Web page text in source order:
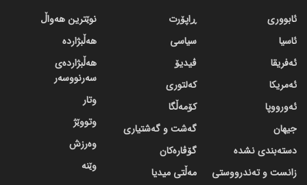
ئابووری
ئاسیا
ئەفریقا
ئەمریکا
ئەورووپا
جیهان
دسته‌بندی نشده
زانست و تەندرووستی
ڕاپۆرت
سیاسی
ڤیدیۆ
کەلتوری
کۆمەڵگا
گه‌شت و گه‌شتیاری
گۆڤاره‌کان
مەڵتی میدیا
نوێترین هەواڵ
هەڵبژاردە
هەڵبژاردەی
سەرنووسەر
وتار
وتووێژ
وەرزش
وێنە